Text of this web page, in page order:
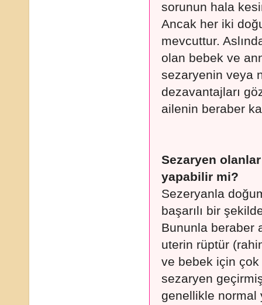
sorunun hala
Ancak her iki
mevcuttur.
olan bebek ve
sezaryenin veya
dezavantajları
ailenin beraber
Sezaryen
yapabilir mi?
Sezeryanla
başarılı bir
Bununla beraber
uterin rüptür
ve bebek için
sezaryen
genellikle